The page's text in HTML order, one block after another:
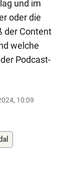
und im
oder die
der Content
welche
Podcast-
10:09